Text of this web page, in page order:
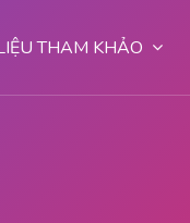
THAM KHẢO